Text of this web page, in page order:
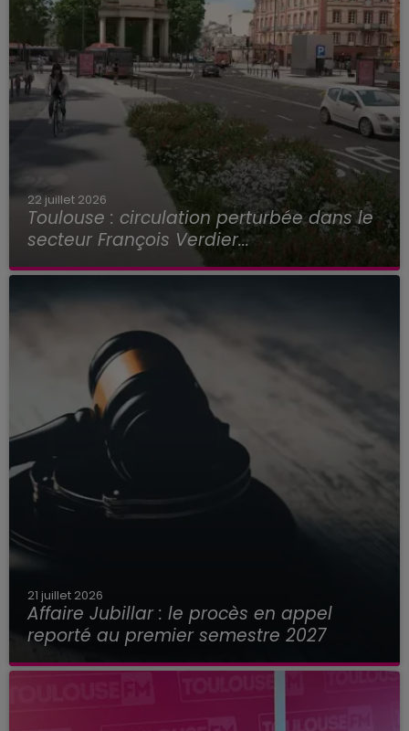
22 juillet 2026
Toulouse : circulation perturbée dans le
secteur François Verdier...
21 juillet 2026
Affaire Jubillar : le procès en appel
reporté au premier semestre 2027